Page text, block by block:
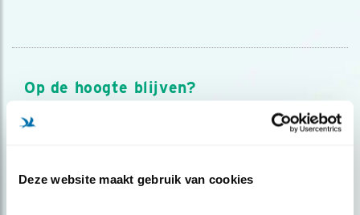
Deze website maakt gebruik van cookies
Op de hoogte blijven?
Meld je aan en ontvang nieuws, inspiratie, acties en tips
over vogels en activiteiten van Vogelbescherming.